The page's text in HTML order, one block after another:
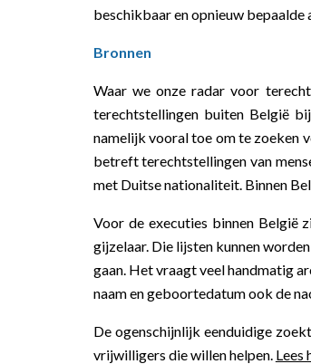
beschikbaar en opnieuw bepaalde
Bronnen
Waar we onze radar voor
terechtstellingen buiten België
namelijk vooral toe om te zoeken
betreft terechtstellingen van
met Duitse nationaliteit. Binnen
Voor de executies binnen België
gijzelaar. Die lijsten kunnen
gaan. Het vraagt veel handmatig
naam en geboortedatum ook de
De ogenschijnlijk eenduidige
vrijwilligers die willen helpen. Lees